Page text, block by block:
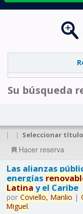
Su búsqueda
| | Seleccionar
Hacer reserva
Las alianzas
energías
Latina y el Caribe
por Coviello, Manlio |
Miguel.